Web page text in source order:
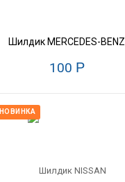
Шилдик MERCEDES-BENZ
100 Р
НОВИНКА